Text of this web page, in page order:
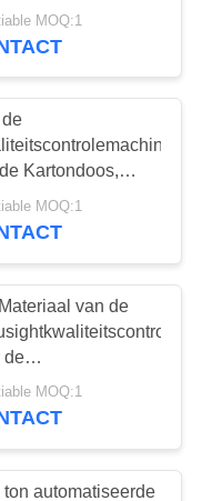
de
21
voor
MOQ:1
Kartondoos,
MOQ:1
van de
de
Omslaginspectie
MOQ:1
ton automatiseerde